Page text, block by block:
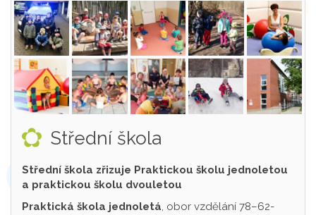
Střední škola
Střední škola zřizuje Praktickou školu jednoletou
a praktickou školu dvouletou
Praktická škola jednoletá, obor vzdělání 78–62-